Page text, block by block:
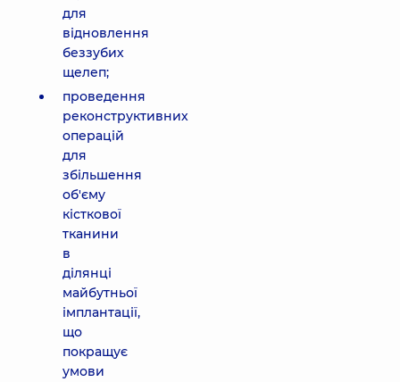
для
відновлення
беззубих
щелеп;
проведення
реконструктивних
операцій
для
збільшення
об'єму
кісткової
тканини
в
ділянці
майбутньої
імплантації,
що
покращує
умови